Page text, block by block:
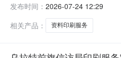
07164735294六、合同
发布时间： 2026-07-24 12:29
相关产品：
资料印刷服务